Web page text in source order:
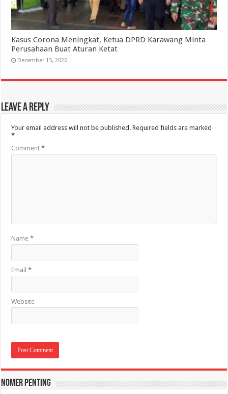
Kasus Corona Meningkat, Ketua DPRD Karawang Minta
Perusahaan Buat Aturan Ketat
December 15, 2020
Leave a Reply
Your email address will not be published. Required fields are marked
*
Comment*
Name*
Email*
Website
Nomer Penting